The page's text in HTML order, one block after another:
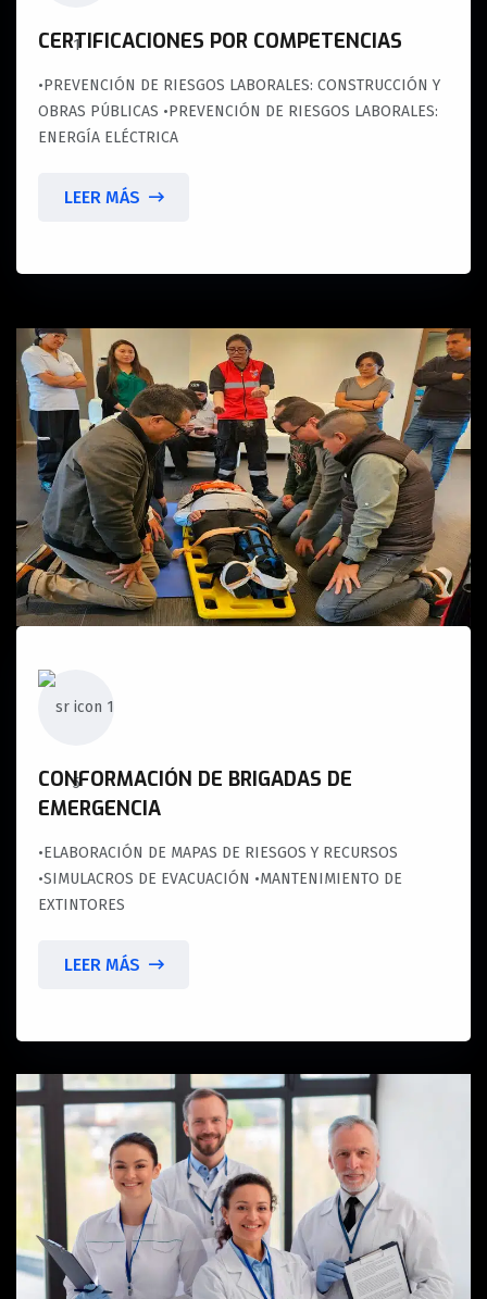
CERTIFICACIONES POR COMPETENCIAS
•PREVENCIÓN DE RIESGOS LABORALES: CONSTRUCCIÓN Y
OBRAS PÚBLICAS •PREVENCIÓN DE RIESGOS LABORALES:
ENERGÍA ELÉCTRICA
LEER MÁS
CONFORMACIÓN DE BRIGADAS DE
EMERGENCIA
•ELABORACIÓN DE MAPAS DE RIESGOS Y RECURSOS
•SIMULACROS DE EVACUACIÓN •MANTENIMIENTO DE
EXTINTORES
LEER MÁS